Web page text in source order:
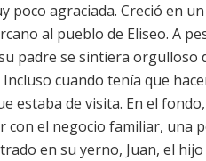
poco agraciada. Creció en
al pueblo de Eliseo. A
padre se sintiera orgulloso
cuando tenía que
estaba de visita. En el
el negocio familiar, una
en su yerno, Juan, el